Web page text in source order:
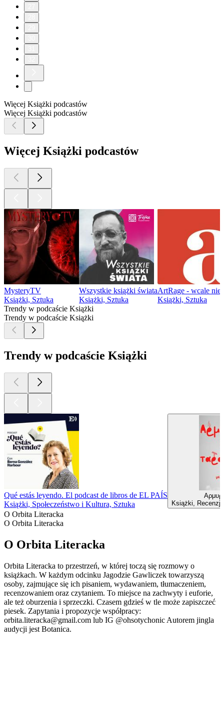
Więcej Książki podcastów
Więcej Książki podcastów
Więcej Książki podcastów
MysteryTV
Książki, Sztuka
Wszystkie książki świata
Książki, Sztuka
ArtRage - wcale nie
Książki, Sztuka
Trendy w podcaście Książki
Trendy w podcaście Książki
Trendy w podcaście Książki
Qué estás leyendo. El podcast de libros de EL PAÍS
Książki, Społeczeństwo i Kultura, Sztuka
Książki,
O Orbita Literacka
O Orbita Literacka
O Orbita Literacka
Orbita Literacka to przestrzeń, w której toczą się rozmowy o
książkach. W każdym odcinku Jagodzie Gawliczek towarzyszą
osoby, zajmujące się ich pisaniem, wydawaniem, tłumaczeniem,
recenzowaniem oraz czytaniem. To miejsce na zachwyty i euforie,
ale też oburzenia i sprzeczki. Czasem gdzieś w tle może zapiszczeć
piesek. Zapytania i propozycje współpracy:
orbita.literacka@gmail.com lub IG @ohsotychonic Autorem jingla
audycji jest Botanica.